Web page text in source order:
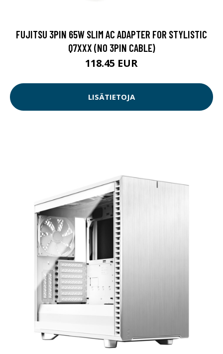
FUJITSU 3PIN 65W SLIM AC ADAPTER FOR STYLISTIC
Q7XXX (NO 3PIN CABLE)
118.45 EUR
LISÄTIETOJA